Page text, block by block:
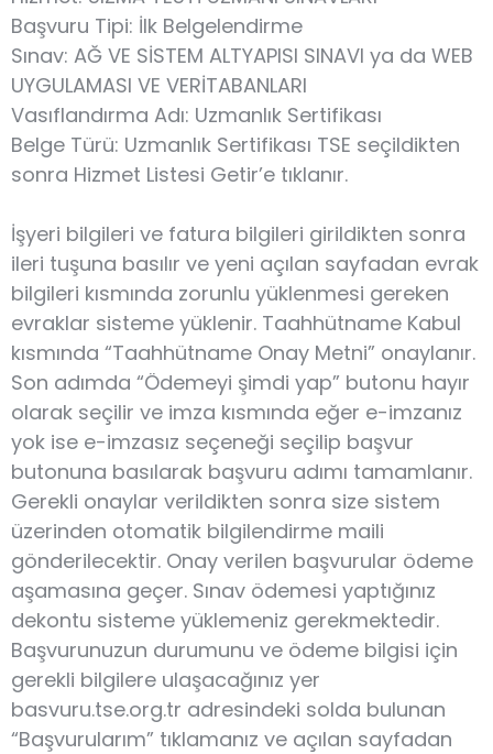
Başvuru Tipi: İlk Belgelendirme
Sınav: AĞ VE SİSTEM ALTYAPISI SINAVI ya da WEB
UYGULAMASI VE VERİTABANLARI
Vasıflandırma Adı: Uzmanlık Sertifikası
Belge Türü: Uzmanlık Sertifikası TSE seçildikten
sonra Hizmet Listesi Getir’e tıklanır.
İşyeri bilgileri ve fatura bilgileri girildikten sonra
ileri tuşuna basılır ve yeni açılan sayfadan evrak
bilgileri kısmında zorunlu yüklenmesi gereken
evraklar sisteme yüklenir. Taahhütname Kabul
kısmında “Taahhütname Onay Metni” onaylanır.
Son adımda “Ödemeyi şimdi yap” butonu hayır
olarak seçilir ve imza kısmında eğer e-imzanız
yok ise e-imzasız seçeneği seçilip başvur
butonuna basılarak başvuru adımı tamamlanır.
Gerekli onaylar verildikten sonra size sistem
üzerinden otomatik bilgilendirme maili
gönderilecektir. Onay verilen başvurular ödeme
aşamasına geçer. Sınav ödemesi yaptığınız
dekontu sisteme yüklemeniz gerekmektedir.
Başvurunuzun durumunu ve ödeme bilgisi için
gerekli bilgilere ulaşacağınız yer
basvuru.tse.org.tr adresindeki solda bulunan
“Başvurularım” tıklamanız ve açılan sayfadan